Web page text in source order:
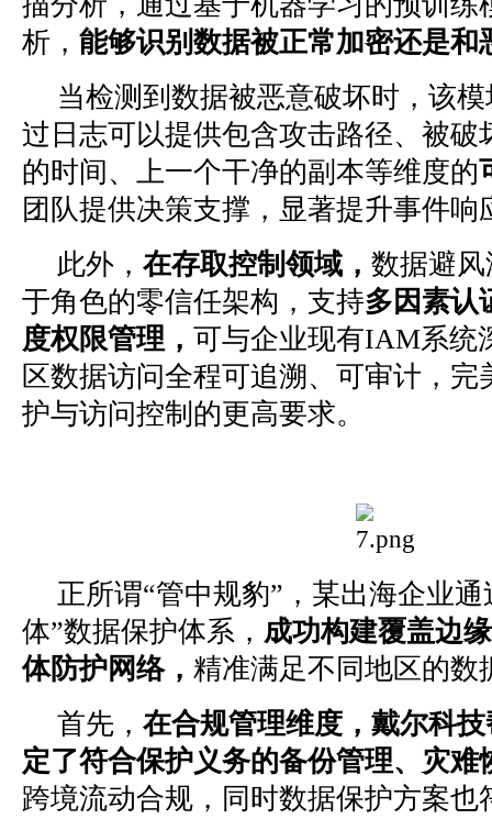
析， 能够识别数据被正常加密还是和
当检测到数据被恶意破坏时，该
过日志可以提供包含攻击路径、被破
的时间、上一个干净的副本等维度的
团队提供决策支撑，显著提升事件响
此外， 在存取控制领域， 数据避
于角色的零信任架构，支持多因素认
度权限管理， 可与企业现有IAM系统
区数据访问全程可追溯、可审计，完
护与访问控制的更高要求。
正所谓“管中规豹”，某出海企业
体”数据保护体系， 成功构建覆盖边
体防护网络， 精准满足不同地区的数
首先， 在合规管理维度， 戴尔科
定了符合保护义务的备份管理、灾难
跨境流动合规，同时数据保护方案也